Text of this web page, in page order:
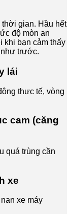
thời gian. Hầu hết
độ mòn an
khi bạn cảm thấy
như trước.
lái
thực tế, vòng
cam (căng
quá trùng cần
xe
xe máy